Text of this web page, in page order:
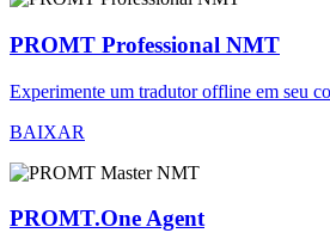
PROMT Professional NMT
Experimente um tradutor offline em seu
BAIXAR
PROMT.One Agent